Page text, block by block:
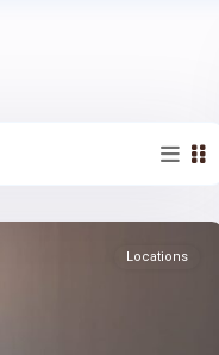
Locations